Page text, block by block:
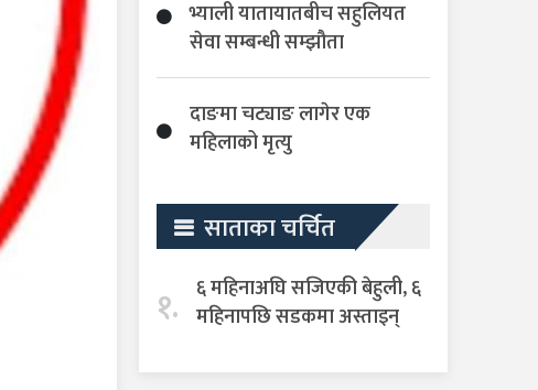
भ्याली यातायातबीच सहुलियत
सेवा सम्बन्धी सम्झौता
दाङमा चट्याङ लागेर एक
महिलाको मृत्यु
साताका चर्चित
१. ६ महिनाअघि सजिएकी बेहुली, ६
महिनापछि सडकमा अस्ताइन्